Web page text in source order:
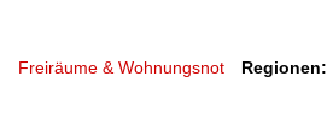
Freiräume & Wohnungsnot Regionen: